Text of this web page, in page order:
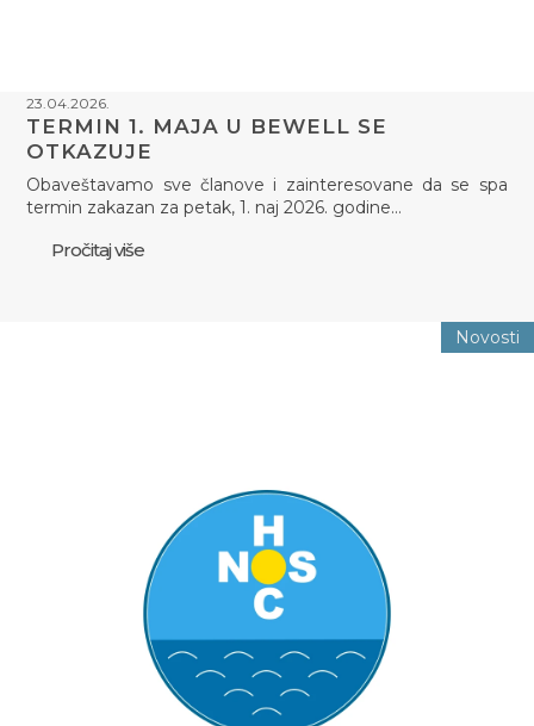
23.04.2026.
TERMIN 1. MAJA U BEWELL SE
OTKAZUJE
Obaveštavamo sve članove i zainteresovane da se spa
termin zakazan za petak, 1. naj 2026. godine…
Pročitaj više
Novosti